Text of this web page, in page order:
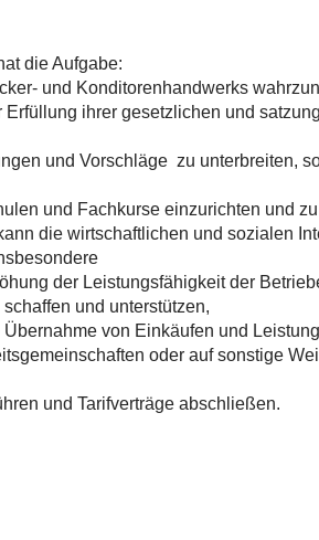
die Aufgabe:
und Konditorenhandwerks
Erfüllung ihrer gesetzlichen und
und Vorschläge zu unterbreiten,
und Fachkurse einzurichten und
die wirtschaftlichen und sozialen
der Leistungsfähigkeit der
und unterstützen,
von Einkäufen und
oder auf sonstige
und Tarifverträge abschließen.